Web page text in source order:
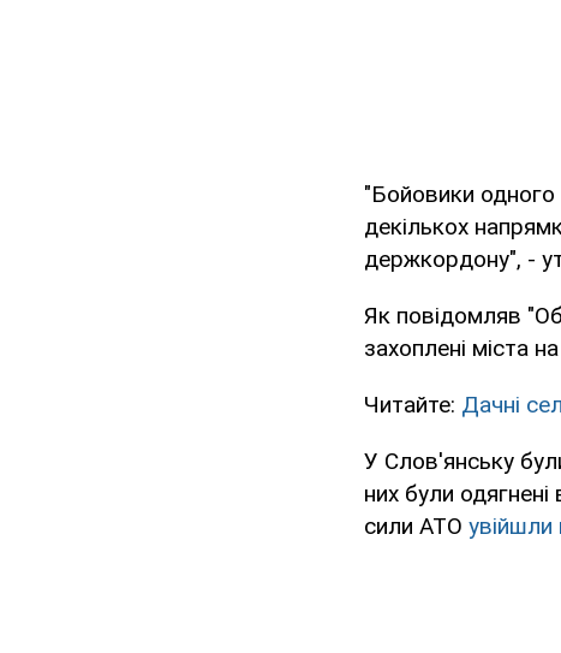
"Бойовики одного
декількох
держкордону", -
Як повідомляв
захоплені міста
Читайте: Дачні
У Слов'янську
них були
сили АТО